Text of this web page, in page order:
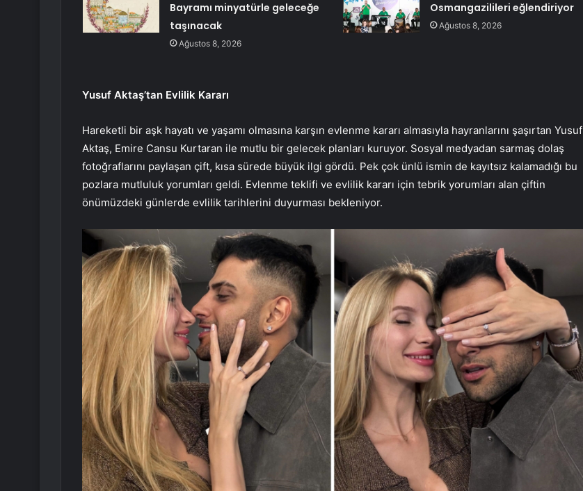
Bayramı minyatürle geleceğe
taşınacak
Ağustos 8, 2026
Osmangazilileri eğlendiriyor
Ağustos 8, 2026
Yusuf Aktaş’tan Evlilik Kararı
Hareketli bir aşk hayatı ve yaşamı olmasına karşın evlenme kararı almasıyla hayranlarını şaşırtan Yusuf
Aktaş, Emire Cansu Kurtaran ile mutlu bir gelecek planları kuruyor. Sosyal medyadan sarmaş dolaş
fotoğraflarını paylaşan çift, kısa sürede büyük ilgi gördü. Pek çok ünlü ismin de kayıtsız kalamadığı bu
pozlara mutluluk yorumları geldi. Evlenme teklifi ve evlilik kararı için tebrik yorumları alan çiftin
önümüzdeki günlerde evlilik tarihlerini duyurması bekleniyor.